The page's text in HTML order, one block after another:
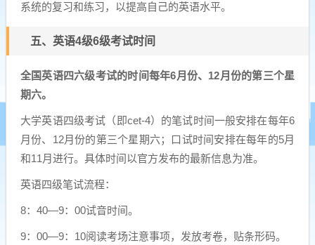
系统的复习和练习，以提高自己的英语水平。
五、英语4级6级考试时间
全国英语四六级考试的时间每年6月份、12月份的第三个星
期六。
大学英语四级考试（即cet-4）的笔试时间一般安排在每年6
月份、12月份的第三个星期六；口试时间安排在每年的5月
和11月进行。具体时间以官方发布的最新信息为准。
英语四级笔试流程：
8：40—9：00试音时间。
9：00—9：10阅读考场注意事项，发放考卷，贴条形码。